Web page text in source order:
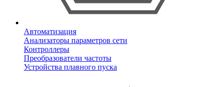
Автоматизация
Анализаторы параметров сети
Контроллеры
Преобразователи частоты
Устройства плавного пуска